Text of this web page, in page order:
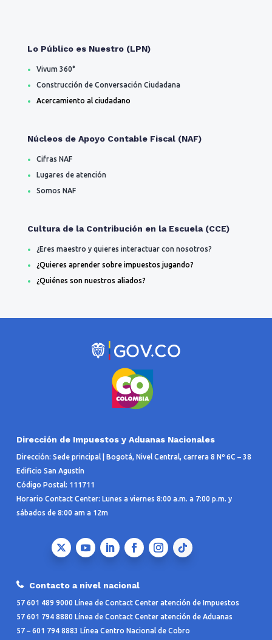
Lo Público es Nuestro (LPN)
Vivum 360°
Construcción de Conversación Ciudadana
Acercamiento al ciudadano
Núcleos de Apoyo Contable Fiscal (NAF)
Cifras NAF
Lugares de atención
Somos NAF
Cultura de la Contribución en la Escuela (CCE)
¿Eres maestro y quieres interactuar con nosotros?
¿Quieres aprender sobre impuestos jugando?
¿Quiénes son nuestros aliados?
Dirección de Impuestos y Aduanas Nacionales
Dirección: Sede principal | Bogotá, Nivel Central, carrera 8 Nº 6C – 38
Edificio San Agustín
Código Postal: 111711
Horario Contact Center: Lunes a viernes 8:00 a.m. a 7:00 p.m. y
sábados de 8:00 am a 12m
Contacto a nivel nacional
57 601 489 9000 Línea de Contact Center atención de Impuestos
57 601 794 8880 Línea de Contact Center atención de Aduanas
57 – 601 794 8883 Línea Centro Nacional de Cobro